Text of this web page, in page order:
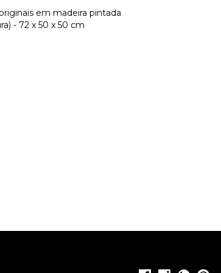
em madeira pintada
- 72 x 50 x 50 cm